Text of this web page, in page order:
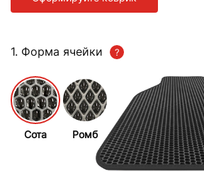
1. Форма ячейки
Сота Ромб